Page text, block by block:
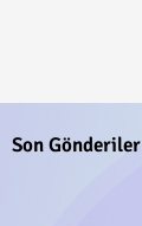
Son Gönderiler